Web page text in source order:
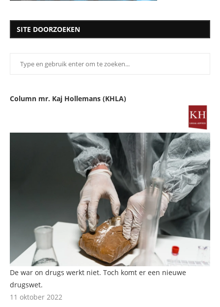
SITE DOORZOEKEN
Column mr. Kaj Hollemans (KHLA)
De war on drugs werkt niet. Toch komt er een nieuwe
drugswet.
11 oktober 2022